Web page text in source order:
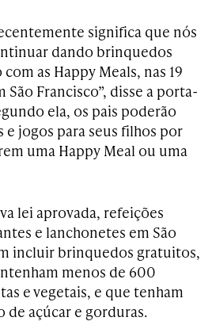
significa que nós
dando brinquedos
as Happy Meals, nas 19
Francisco”, disse a porta-
ela, os pais poderão
jogos para seus filhos por
uma Happy Meal ou uma
lei aprovada, refeições
e lanchonetes em São
incluir brinquedos gratuitos,
menos de 600
e vegetais, e que tenham
de açúcar e gorduras.